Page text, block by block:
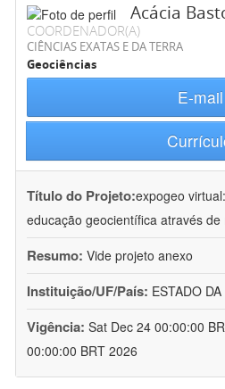
Acácia
COORDENADOR(A)
CIÊNCIAS EXATAS E DA TERRA
Geociências
E-mail
Título do Projeto:expogeo
educação geocientífica através de
Resumo: Vide projeto anexo
Instituição/UF/País: ESTADO
Vigência: Sat Dec 24 00:00:00
00:00:00 BRT 2026